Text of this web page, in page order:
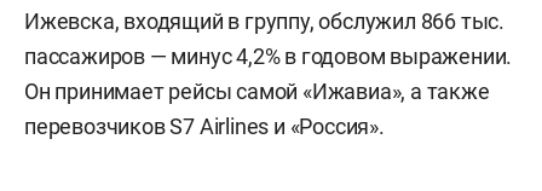
Ижевска, входящий в группу, обслужил 866 тыс.
пассажиров — минус 4,2% в годовом выражении.
Он принимает рейсы самой «Ижавиа», а также
перевозчиков S7 Airlines и «Россия».